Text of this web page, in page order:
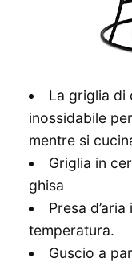
La griglia di
inossidabile
mentre si
Griglia in
ghisa
Presa
temperatura.
Guscio a